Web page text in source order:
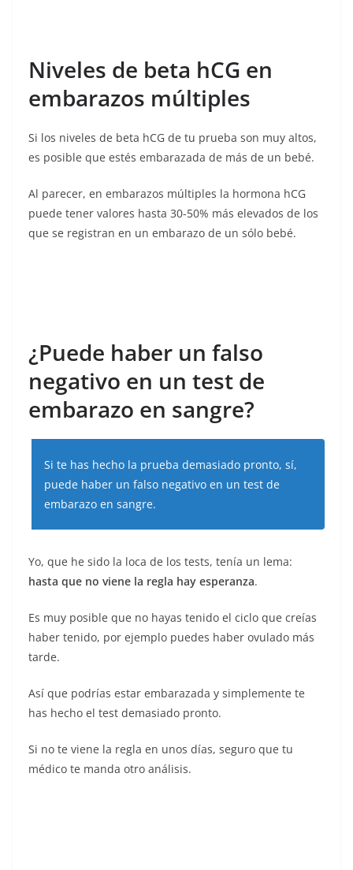
Niveles de beta hCG en
embarazos múltiples
Si los niveles de beta hCG de tu prueba son muy altos,
es posible que estés embarazada de más de un bebé.
Al parecer, en embarazos múltiples la hormona hCG
puede tener valores hasta 30-50% más elevados de los
que se registran en un embarazo de un sólo bebé.
¿Puede haber un falso
negativo en un test de
embarazo en sangre?
Si te has hecho la prueba demasiado pronto, sí,
puede haber un falso negativo en un test de
embarazo en sangre.
Yo, que he sido la loca de los tests, tenía un lema:
hasta que no viene la regla hay esperanza.
Es muy posible que no hayas tenido el ciclo que creías
haber tenido, por ejemplo puedes haber ovulado más
tarde.
Así que podrías estar embarazada y simplemente te
has hecho el test demasiado pronto.
Si no te viene la regla en unos días, seguro que tu
médico te manda otro análisis.